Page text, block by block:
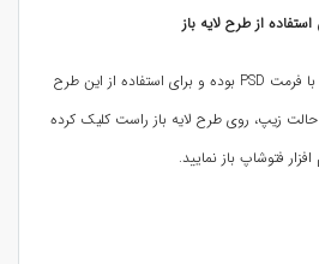
از طرح لایه باز
طرح لایه باز موجود در سایت با فرمت PSD بوده و برای استفاده از این طرح
حالت زیپ، روی طرح لایه باز راست کلیک کرده
افزار فتوشاپ باز نمایید.